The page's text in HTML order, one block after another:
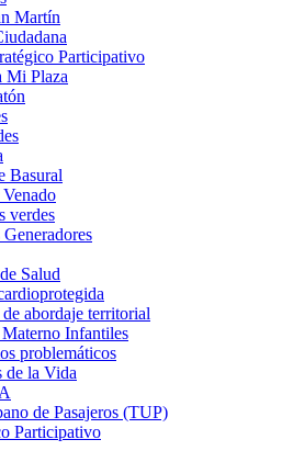
Martín
Participativo
Mi Plaza
Basural
verdes
Salud
abordaje territorial
Materno Infantiles
problemáticos
de la Vida
de Pasajeros (TUP)
Participativo